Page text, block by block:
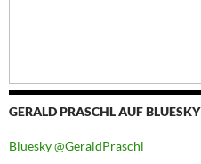
GERALD PRASCHL AUF BLUESKY
Bluesky @GeraldPraschl